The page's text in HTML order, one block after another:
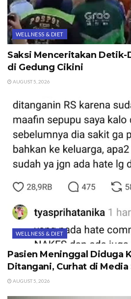
WELLNESS & DIET
Saksi Menceritakan Detik-
di Gedung Cikini
AUGUST 5, 2026
WELLNESS & DIET
Pasien Meninggal Diduga
Ditangani, Curhat di Media
AUGUST 5, 2026